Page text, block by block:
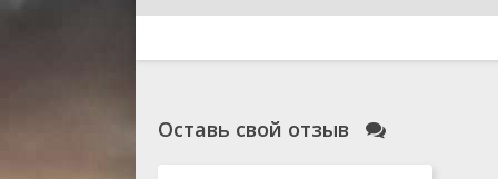
Оставь свой отзыв